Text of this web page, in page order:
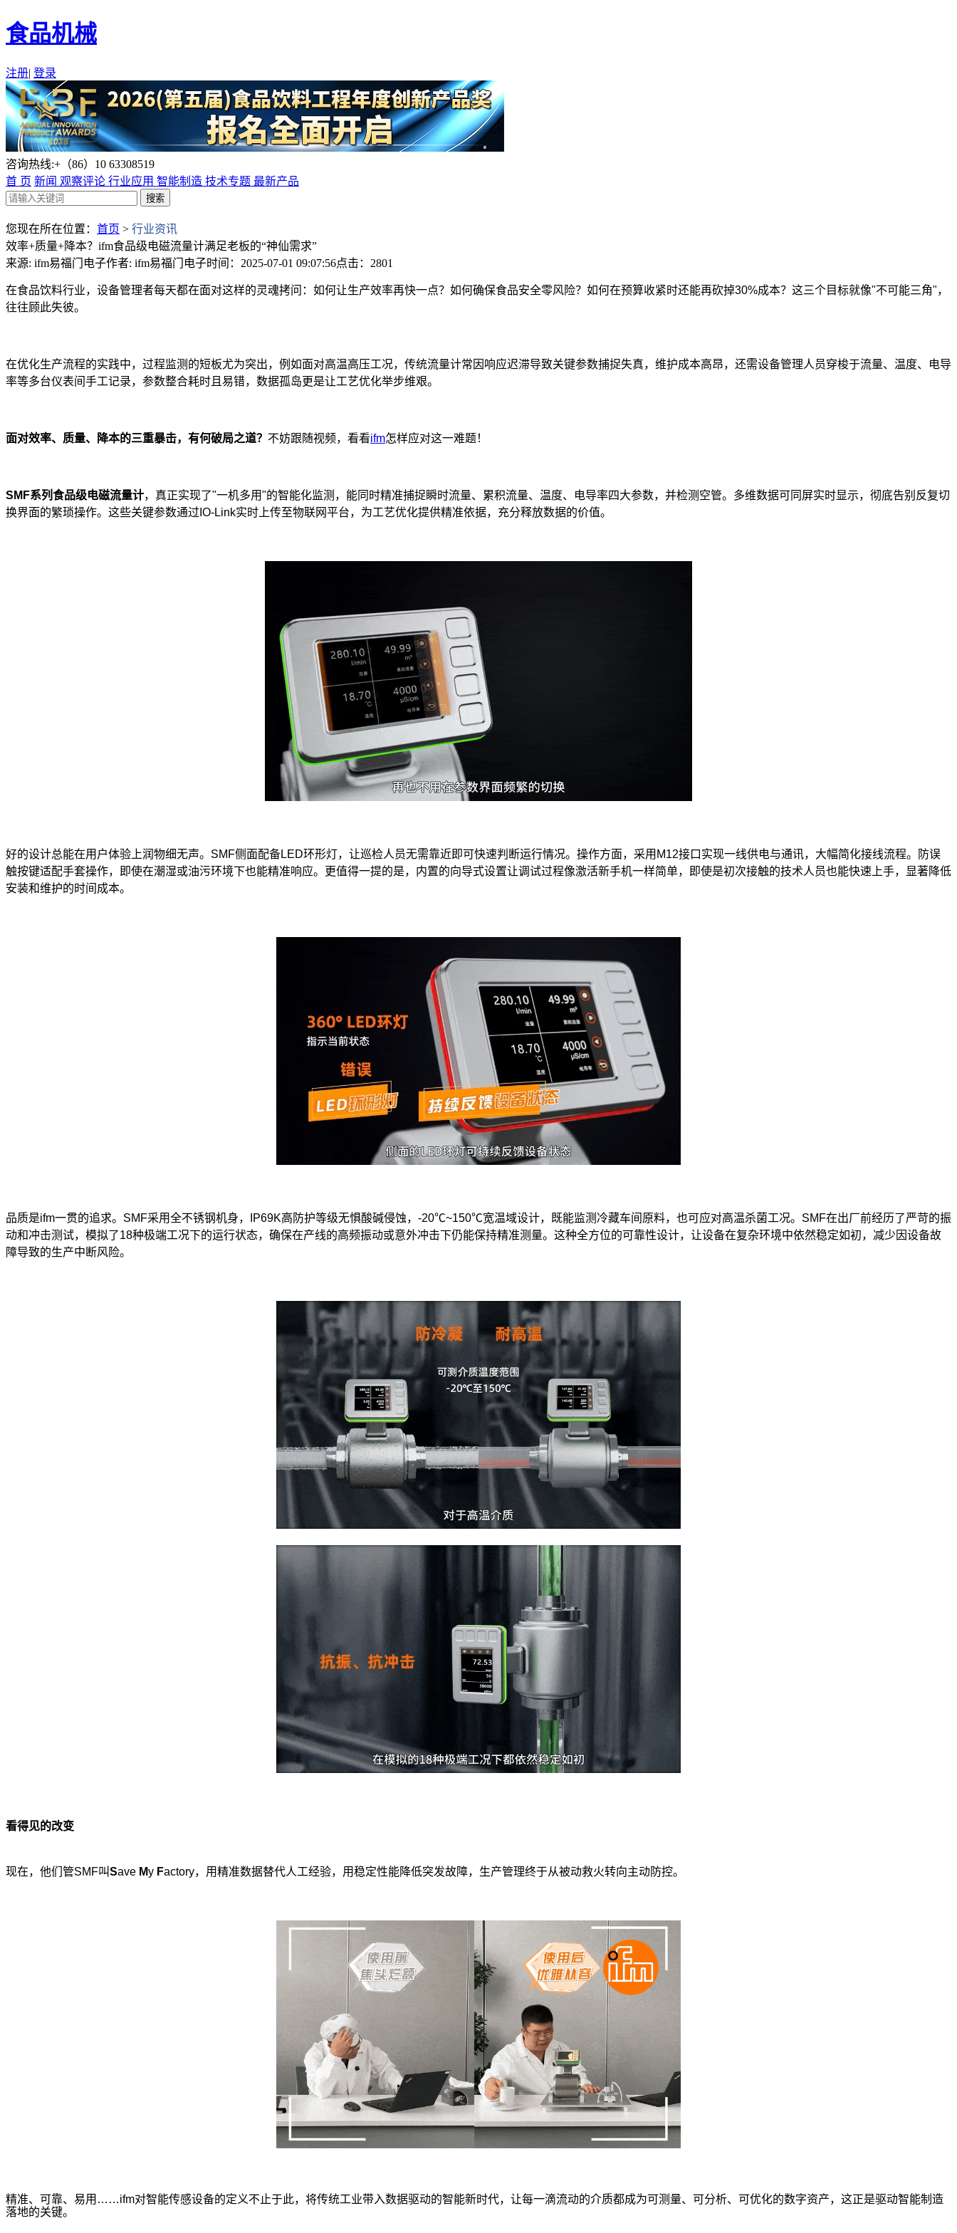
食品机械
注册| 登录
咨询热线:+（86）10 63308519
首 页 新闻 观察评论 行业应用 智能制造 技术专题 最新产品
您现在所在位置： 首页 > 行业资讯
效率+质量+降本？ifm食品级电磁流量计满足老板的“神仙需求”
来源: ifm易福门电子作者: ifm易福门电子时间：2025-07-01 09:07:56点击：2801
在食品饮料行业，设备管理者每天都在面对这样的灵魂拷问：如何让生产效率再快一点？如何确保食品安全零风险？如何在预算收紧时还能再砍掉30%成本？这三个目标就像"不可能三角"，
往往顾此失彼。
在优化生产流程的实践中，过程监测的短板尤为突出，例如面对高温高压工况，传统流量计常因响应迟滞导致关键参数捕捉失真，维护成本高昂，还需设备管理人员穿梭于流量、温度、电导
率等多台仪表间手工记录，参数整合耗时且易错，数据孤岛更是让工艺优化举步维艰。
面对效率、质量、降本的三重暴击，有何破局之道？ 不妨跟随视频，看看ifm怎样应对这一难题！
SMF系列食品级电磁流量计，真正实现了"一机多用"的智能化监测，能同时精准捕捉瞬时流量、累积流量、温度、电导率四大参数，并检测空管。多维数据可同屏实时显示，彻底告别反复切
换界面的繁琐操作。这些关键参数通过IO-Link实时上传至物联网平台，为工艺优化提供精准依据，充分释放数据的价值。
好的设计总能在用户体验上润物细无声。SMF侧面配备LED环形灯，让巡检人员无需靠近即可快速判断运行情况。操作方面，采用M12接口实现一线供电与通讯，大幅简化接线流程。防误
触按键适配手套操作，即使在潮湿或油污环境下也能精准响应。更值得一提的是，内置的向导式设置让调试过程像激活新手机一样简单，即使是初次接触的技术人员也能快速上手，显著降低
安装和维护的时间成本。
品质是ifm一贯的追求。SMF采用全不锈钢机身，IP69K高防护等级无惧酸碱侵蚀，-20℃~150℃宽温域设计，既能监测冷藏车间原料，也可应对高温杀菌工况。SMF在出厂前经历了严苛的振
动和冲击测试，模拟了18种极端工况下的运行状态，确保在产线的高频振动或意外冲击下仍能保持精准测量。这种全方位的可靠性设计，让设备在复杂环境中依然稳定如初，减少因设备故
障导致的生产中断风险。
看得见的改变
现在，他们管SMF叫Save My Factory，用精准数据替代人工经验，用稳定性能降低突发故障，生产管理终于从被动救火转向主动防控。
精准、可靠、易用……ifm对智能传感设备的定义不止于此，将传统工业带入数据驱动的智能新时代，让每一滴流动的介质都成为可测量、可分析、可优化的数字资产，这正是驱动智能制造
落地的关键。